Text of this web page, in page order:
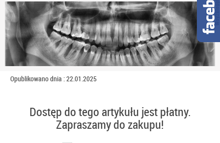
Opublikowano dnia : 22.01.2025
Dostęp do tego artykułu jest płatny.
Zapraszamy do zakupu!